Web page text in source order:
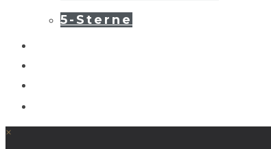
5-Sterne
×